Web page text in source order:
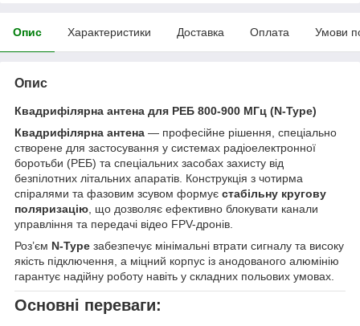
Опис Характеристики Доставка Оплата Умови
Опис
Квадрифілярна антена для РЕБ 800-900 МГц (N-Type)
Квадрифілярна антена — професійне рішення, спеціально
створене для застосування у системах радіоелектронної
боротьби (РЕБ) та спеціальних засобах захисту від
безпілотних літальних апаратів. Конструкція з чотирма
спіралями та фазовим зсувом формує стабільну кругову
поляризацію , що дозволяє ефективно блокувати канали
управління та передачі відео FPV-дронів.
Роз’єм N-Type забезпечує мінімальні втрати сигналу та високу
якість підключення, а міцний корпус із анодованого алюмінію
гарантує надійну роботу навіть у складних польових умовах.
Основні переваги: